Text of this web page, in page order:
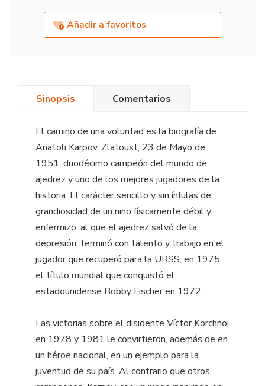
Añadir a favoritos
Sinopsis Comentarios
El camino de una voluntad es la biografía de
Anatoli Karpov, Zlatoust, 23 de Mayo de
1951, duodécimo campeón del mundo de
ajedrez y uno de los mejores jugadores de la
historia. El carácter sencillo y sin ínfulas de
grandiosidad de un niño físicamente débil y
enfermizo, al que el ajedrez salvó de la
depresión, terminó con talento y trabajo en el
jugador que recuperó para la URSS, en 1975,
el título mundial que conquistó el
estadounidense Bobby Fischer en 1972.
Las victorias sobre el disidente Víctor Korchnoi
en 1978 y 1981 le convirtieron, además de en
un héroe nacional, en un ejemplo para la
juventud de su país. Al contrario que otros